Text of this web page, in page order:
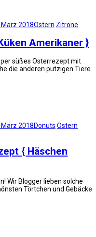
März 2018Ostern Zitrone
Amerikaner }
süßes Osterrezept mit
die anderen putzigen Tiere
März 2018Donuts Ostern
{ Häschen
Wir Blogger lieben solche
Törtchen und Gebäcke